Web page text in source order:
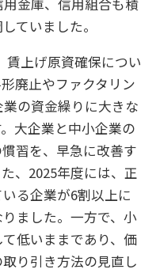
ていました。
賃上げ原資確保につい
廃止やファクタリン
の資金繰りに大きな
大企業と中小企業の
習を、早急に改善す
、2025年度には、正
る企業が6割以上に
ました。一方で、小
低いままであり、価
り引き方法の見直し